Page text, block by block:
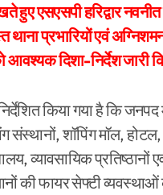
हुए एसएसपी हरिद्वार नवनीत
प्रभारियों एवं
आवश्यक दिशा-निर्देश जारी
किया गया है कि जनपद
संस्थानों, शॉपिंग मॉल, होटल,
व्यावसायिक प्रतिष्ठानों
की फायर सेफ्टी व्यवस्थाओं